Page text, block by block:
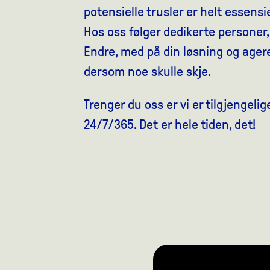
potensielle trusler er helt
Hos oss følger dedikerte
Endre, med på din løsning og
dersom noe skulle skje.
Trenger du oss er vi er
24/7/365. Det er hele tiden, det!